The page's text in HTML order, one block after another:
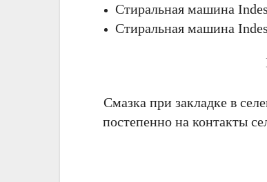
Стиральная машина
Стиральная машина
Смазка при закладке в
постепенно на контакты